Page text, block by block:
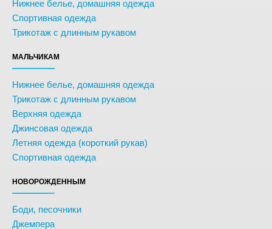
Нижнее белье, домашняя одежда
Спортивная одежда
Трикотаж с длинным рукавом
МАЛЬЧИКАМ
Нижнее белье, домашняя одежда
Трикотаж с длинным рукавом
Верхняя одежда
Джинсовая одежда
Летняя одежда (короткий рукав)
Спортивная одежда
НОВОРОЖДЕННЫМ
Боди, песочники
Джемпера